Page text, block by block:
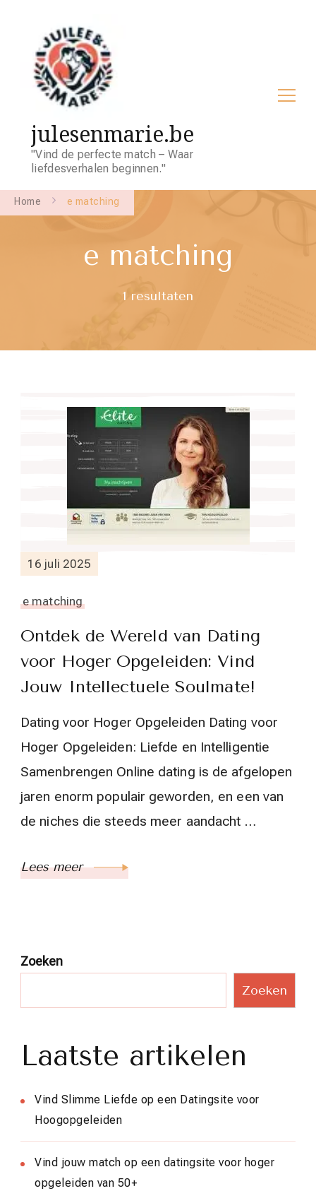
julesenmarie.be
"Vind de perfecte match – Waar
liefdesverhalen beginnen."
Home e matching
e matching
1 resultaten
16 juli 2025
e matching
Ontdek de Wereld van Dating
voor Hoger Opgeleiden: Vind
Jouw Intellectuele Soulmate!
Dating voor Hoger Opgeleiden Dating voor
Hoger Opgeleiden: Liefde en Intelligentie
Samenbrengen Online dating is de afgelopen
jaren enorm populair geworden, en een van
de niches die steeds meer aandacht …
Lees meer
Zoeken
Zoeken
Laatste artikelen
Vind Slimme Liefde op een Datingsite voor
Hoogopgeleiden
Vind jouw match op een datingsite voor hoger
opgeleiden van 50+